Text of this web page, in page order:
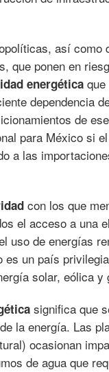
así como
que ponen en
energética
dependencia
de
para México si
a las
con los que
el acceso a una
uso de energías
un país
solar, eólica
significa que
la energía. Las
ocasionan
de agua que